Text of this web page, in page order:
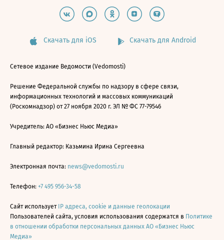
Скачать для iOS Скачать для Android
Сетевое издание Ведомости (Vedomosti)
Решение Федеральной службы по надзору в сфере связи,
информационных технологий и массовых коммуникаций
(Роскомнадзор) от 27 ноября 2020 г. ЭЛ № ФС 77-79546
Учредитель: АО «Бизнес Ньюс Медиа»
Главный редактор: Казьмина Ирина Сергеевна
Электронная почта: news@vedomosti.ru
Телефон: +7 495 956-34-58
Сайт использует IP адреса, cookie и данные геолокации
Пользователей сайта, условия использования содержатся в Политике
в отношении обработки персональных данных АО «Бизнес Ньюс
Медиа»